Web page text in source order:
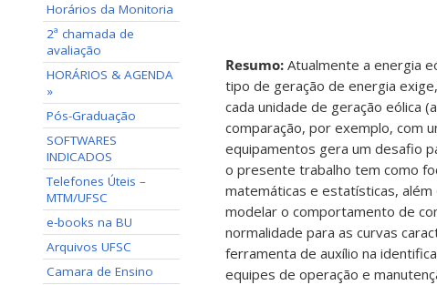
Horários da Monitoria
2ª chamada de
avaliação
HORÁRIOS & AGENDA
»
Pós-Graduação
SOFTWARES
INDICADOS
Telefones Úteis –
MTM/UFSC
e-books na BU
Arquivos UFSC
Camara de Ensino
Resumo: Atualmente a energia
tipo de geração de energia
cada unidade de geração eólica
comparação, por exemplo, com
equipamentos gera um desafio
o presente trabalho tem como
matemáticas e estatísticas,
modelar o comportamento de
normalidade para as curvas
ferramenta de auxílio na
equipes de operação e